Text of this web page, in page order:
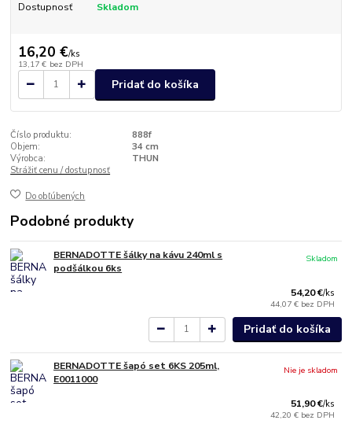
Dostupnosť Skladom
16,20 €/ks
13,17 € bez DPH
Pridať do košíka
Číslo produktu:
888f
Objem:
34 cm
Výrobca:
THUN
Strážiť cenu / dostupnosť
Do obľúbených
Podobné produkty
BERNADOTTE šálky na kávu 240ml s
podšálkou 6ks
54,20 €/ks
44,07 € bez DPH
Skladom
Pridať do košíka
BERNADOTTE šapó set 6KS 205ml,
E0011000
51,90 €/ks
42,20 € bez DPH
Nie je skladom